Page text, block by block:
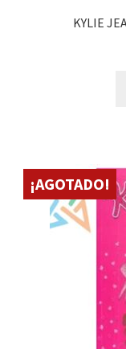
KYLIE
¡AGOTADO!